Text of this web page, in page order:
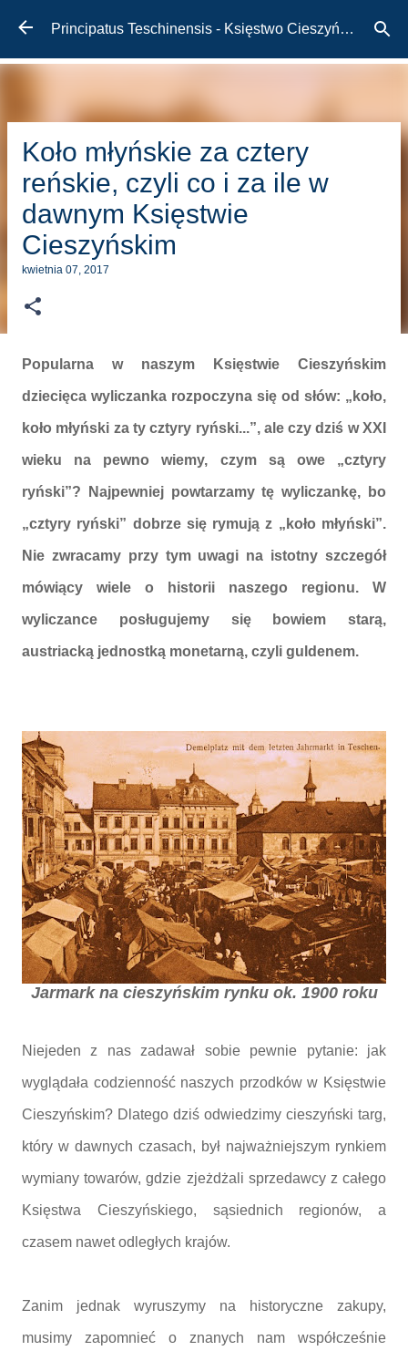
Przejdź do głównej zawartości Principatus Teschinensis - Księstwo Cieszyńskie
Koło młyńskie za cztery
reńskie, czyli co i za ile w
dawnym Księstwie
Cieszyńskim
kwietnia 07, 2017
Popularna w naszym Księstwie Cieszyńskim
dziecięca wyliczanka rozpoczyna się od słów: „koło,
koło młyński za ty cztyry ryński...”, ale czy dziś w XXI
wieku na pewno wiemy, czym są owe „cztyry
ryński”? Najpewniej powtarzamy tę wyliczankę, bo
„cztyry ryński” dobrze się rymują z „koło młyński”.
Nie zwracamy przy tym uwagi na istotny szczegół
mówiący wiele o historii naszego regionu. W
wyliczance posługujemy się bowiem starą,
austriacką jednostką monetarną, czyli guldenem.
Jarmark na cieszyńskim rynku ok. 1900 roku
Niejeden z nas zadawał sobie pewnie pytanie: jak
wyglądała codzienność naszych przodków w Księstwie
Cieszyńskim? Dlatego dziś odwiedzimy cieszyński targ,
który w dawnych czasach, był najważniejszym rynkiem
wymiany towarów, gdzie zjeżdżali sprzedawcy z całego
Księstwa Cieszyńskiego, sąsiednich regionów, a
czasem nawet odległych krajów.
Zanim jednak wyruszymy na historyczne zakupy,
musimy zapomnieć o znanych nam współcześnie